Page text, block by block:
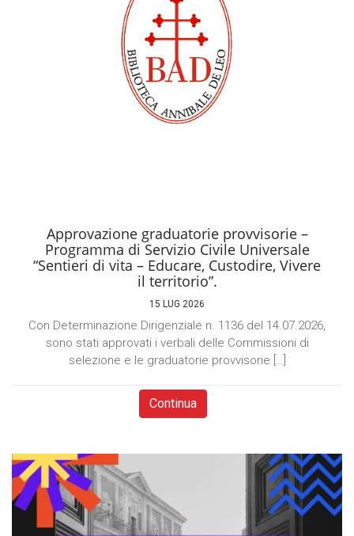
Approvazione graduatorie provvisorie –
Programma di Servizio Civile Universale
“Sentieri di vita – Educare, Custodire, Vivere
il territorio”.
15 LUG 2026
Con Determinazione Dirigenziale n. 1136 del 14.07.2026,
sono stati approvati i verbali delle Commissioni di
selezione e le graduatorie provvisorie […]
Continua